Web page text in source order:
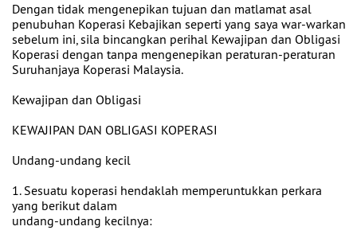
Dengan tidak mengenepikan tujuan dan matlamat asal
penubuhan Koperasi Kebajikan seperti yang saya war-warkan
sebelum ini, sila bincangkan perihal Kewajipan dan Obligasi
Koperasi dengan tanpa mengenepikan peraturan-peraturan
Suruhanjaya Koperasi Malaysia.
Kewajipan dan Obligasi
KEWAJIPAN DAN OBLIGASI KOPERASI
Undang-undang kecil
1. Sesuatu koperasi hendaklah memperuntukkan perkara
yang berikut dalam
undang-undang kecilnya: